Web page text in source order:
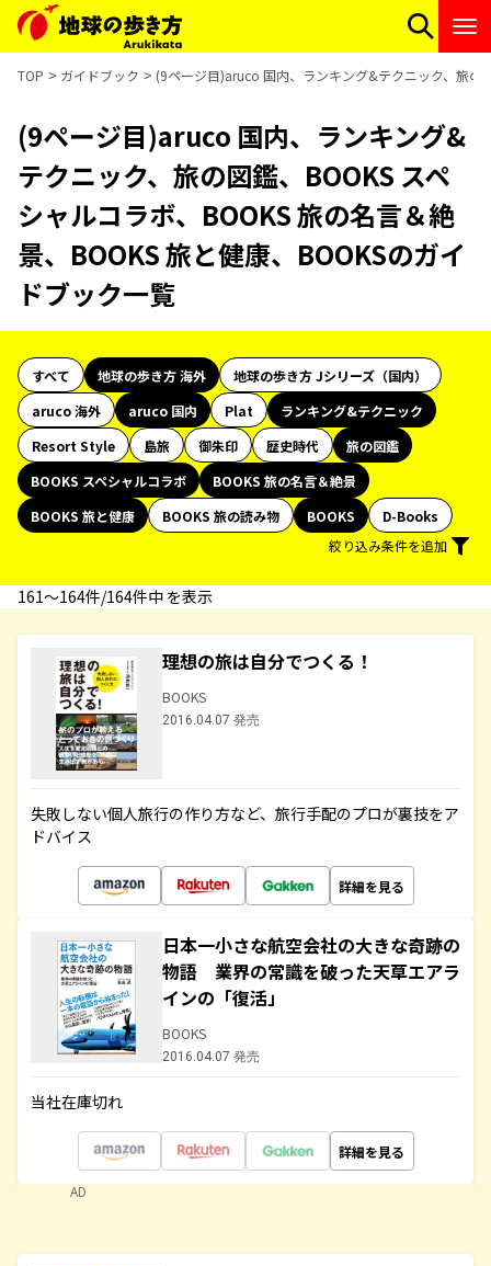
TOP ガイドブック (9ページ目)aruco 国内、ランキング&テクニック、旅の
(9ページ目)aruco 国内、ランキング&
テクニック、旅の図鑑、BOOKS スペ
シャルコラボ、BOOKS 旅の名言＆絶
景、BOOKS 旅と健康、BOOKSのガイ
ドブック一覧
すべて 地球の歩き方 海外
地球の歩き方 Jシリーズ（国内）
aruco 海外
aruco 国内 Plat
ランキング&テクニック
Resort Style
島旅 御朱印 歴史時代
旅の図鑑
BOOKS スペシャルコラボ
BOOKS 旅の名言＆絶景
BOOKS 旅と健康
BOOKS 旅の読み物 BOOKS
D-Books
絞り込み条件を追加
161〜164件/164件中 を表示
理想の旅は自分でつくる！
BOOKS
2016.04.07 発売
失敗しない個人旅行の作り方など、旅行手配のプロが裏技をア
ドバイス
詳細を見る
日本一小さな航空会社の大きな奇跡の
物語 業界の常識を破った天草エアラ
インの「復活」
BOOKS
2016.04.07 発売
当社在庫切れ
詳細を見る
AD